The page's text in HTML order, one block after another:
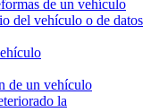
de un vehículo
del vehículo o de datos
de un vehículo
la